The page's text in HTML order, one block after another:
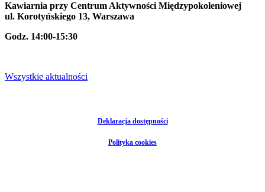
Kawiarnia przy Centrum Aktywności Międzypokoleniowej
ul. Korotyńskiego 13, Warszawa
Godz. 14:00-15:30
Wszystkie aktualności
Deklaracja dostępności
Polityka cookies